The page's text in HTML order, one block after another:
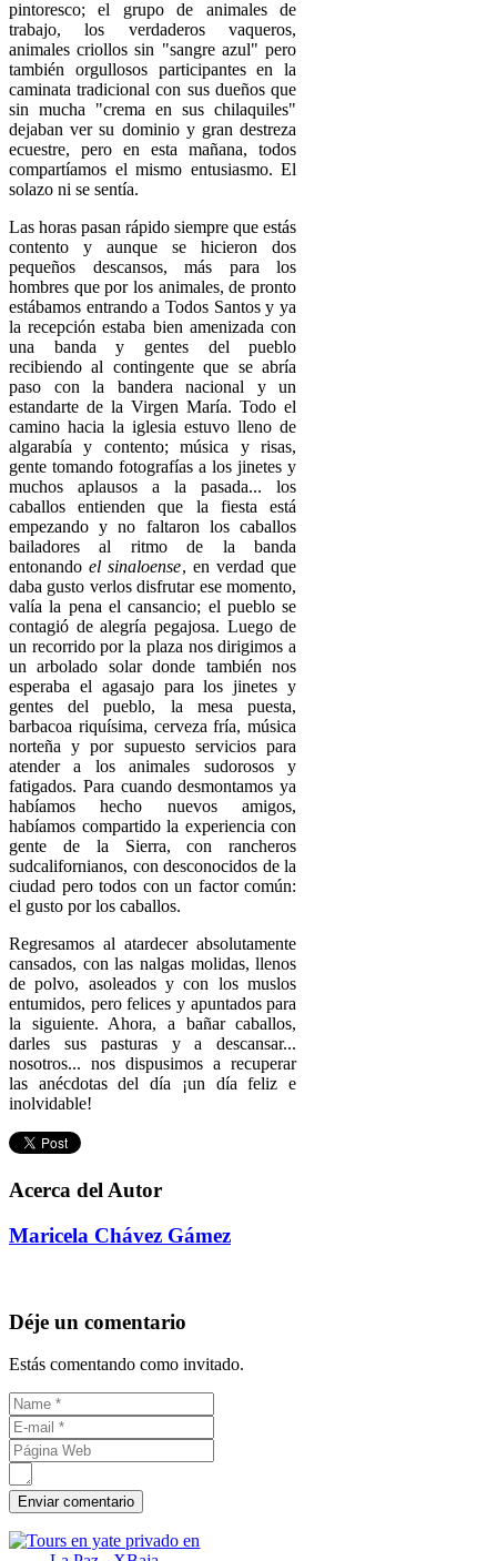
pintoresco; el grupo de animales de
trabajo, los verdaderos vaqueros,
animales criollos sin "sangre azul" pero
también orgullosos participantes en la
caminata tradicional con sus dueños que
sin mucha "crema en sus chilaquiles"
dejaban ver su dominio y gran destreza
ecuestre, pero en esta mañana, todos
compartíamos el mismo entusiasmo. El
solazo ni se sentía.
Las horas pasan rápido siempre que estás
contento y aunque se hicieron dos
pequeños descansos, más para los
hombres que por los animales, de pronto
estábamos entrando a Todos Santos y ya
la recepción estaba bien amenizada con
una banda y gentes del pueblo
recibiendo al contingente que se abría
paso con la bandera nacional y un
estandarte de la Virgen María. Todo el
camino hacia la iglesia estuvo lleno de
algarabía y contento; música y risas,
gente tomando fotografías a los jinetes y
muchos aplausos a la pasada... los
caballos entienden que la fiesta está
empezando y no faltaron los caballos
bailadores al ritmo de la banda
entonandoel sinaloense, en verdad que
daba gusto verlos disfrutar ese momento,
valía la pena el cansancio; el pueblo se
contagió de alegría pegajosa. Luego de
un recorrido por la plaza nos dirigimos a
un arbolado solar donde también nos
esperaba el agasajo para los jinetes y
gentes del pueblo, la mesa puesta,
barbacoa riquísima, cerveza fría, música
norteña y por supuesto servicios para
atender a los animales sudorosos y
fatigados. Para cuando desmontamos ya
habíamos hecho nuevos amigos,
habíamos compartido la experiencia con
gente de la Sierra, con rancheros
sudcalifornianos, con desconocidos de la
ciudad pero todos con un factor común:
el gusto por los caballos.
Regresamos al atardecer absolutamente
cansados, con las nalgas molidas, llenos
de polvo, asoleados y con los muslos
entumidos, pero felices y apuntados para
la siguiente. Ahora, a bañar caballos,
darles sus pasturas y a descansar...
nosotros... nos dispusimos a recuperar
las anécdotas del día ¡un día feliz e
inolvidable!
Acerca del Autor
Maricela Chávez Gámez
Déje un comentario
Estás comentando como invitado.